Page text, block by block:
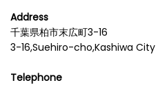
Address
千葉県柏市末広町3-16
3-16,Suehiro-cho,Kashiwa City
Telephone